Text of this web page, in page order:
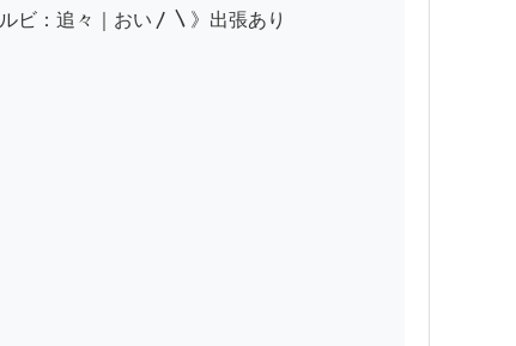
ビ：追々｜おい〳〵》出張あり